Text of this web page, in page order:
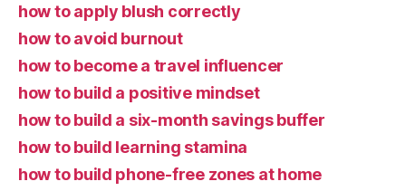
how to apply blush correctly
how to avoid burnout
how to become a travel influencer
how to build a positive mindset
how to build a six-month savings buffer
how to build learning stamina
how to build phone-free zones at home